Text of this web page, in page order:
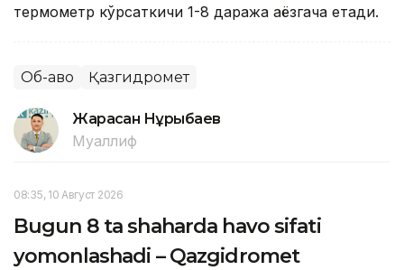
термометр кўрсаткичи 1-8 даража аёзгача етади.
Об-ҳаво Қазгидромет
Жарасқан Нұрыбаев
Муаллиф
08:35, 10 Август 2026
Bugun 8 ta shaharda havo sifati
yomonlashadi – Qazgidromet